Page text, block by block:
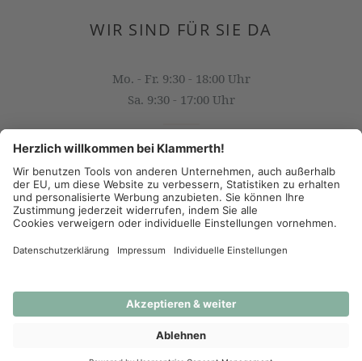
WIR SIND FÜR SIE DA
Mo. - Fr. 9:30 - 18:00 Uhr
Sa. 9:30 - 17:00 Uhr
OFFICE@KLAMMERTH.AT
+43 316 825 618 0
(c) 2026 - J.K. Klammerth, Josef Hahns Erben KG
AGB
Datenschutz Impressum